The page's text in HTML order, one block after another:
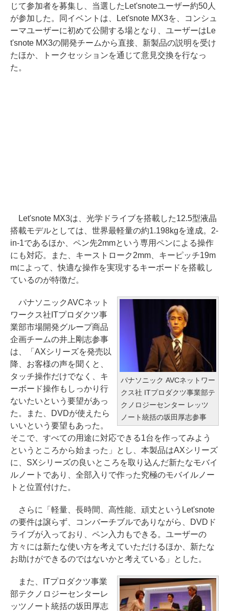
じて参加者を募集し、当選したLet'snoteユーザー約50人
が参加した。同イベントは、Let'snote MX3を、コンシュ
ーマユーザーに初めて公開する場となり、ユーザーはLe
t'snote MX3の開発チームから直接、新製品の説明を受け
たほか、トークセッションを通じて意見交換を行なっ
た。
Let'snote MX3は、光学ドライブを搭載した12.5型液晶
搭載モデルとしては、世界最軽量の約1.198kgを達成。2-
in-1であるほか、ペン先2mmという専用ペンによる操作
にも対応。また、キーストローク2mm、キーピッチ19m
mによって、快適な操作を実現するキーボードを搭載し
ているのが特徴だ。
パナソニック AVCネットワー
クス社 ITプロダクツ事業部テ
クノロジーセンター レッツ
ノート統括の坂田厚志参事
パナソニックAVCネット
ワークス社ITプロダクツ事
業部市場開発グループ商品
企画チームの井上剛志参事
は、「AXシリーズを発売以
降、お客様の声を聞くと、
タッチ操作だけでなく、キ
ーボード操作もしっかり行
ないたいという要望があっ
た。また、DVDが使えたら
いいという要望もあった。
そこで、すべての用途に対応できる1台を作ってみよう
というところから始まった」とし、本製品はAXシリーズ
に、SXシリーズの良いところを取り込んだ新たなモバイ
ルノートであり、全部入りで作った究極のモバイルノー
トと位置付けた。
さらに「軽量、長時間、高性能、頑丈というLet'snote
の要件は譲らず、コンバーチブルでありながら、DVDド
ライブが入っており、ペン入力もできる。ユーザーの
方々には新たな使い方を考えていただけるほか、新たな
お助けができるのではないかと考えている」とした。
また、ITプロダクツ事業
部テクノロジーセンターレ
ッツノート統括の坂田厚志